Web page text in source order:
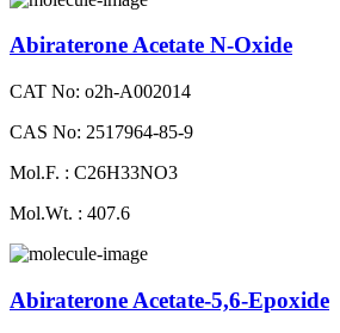
Abiraterone Acetate N-Oxide
CAT No: o2h-A002014
CAS No: 2517964-85-9
Mol.F. : C26H33NO3
Mol.Wt. : 407.6
Abiraterone Acetate-5,6-Epoxide